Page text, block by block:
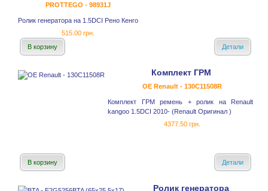
PROTTEGO - 98931J
Ролик генератора на 1.5DCI Рено Кенго
515.00 грн.
В корзину
Детали
Комплект ГРМ
OE Renault - 130C11508R
Комплект ГРМ ремень + ролик на Renault
kangoo 1.5DCI 2010- (Renault Оригинал )
4377.50 грн.
В корзину Детали
Ролик генератора